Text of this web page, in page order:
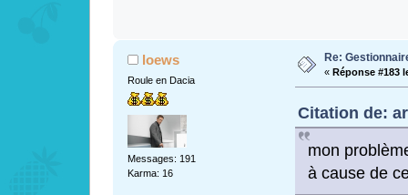
loews
Roule en Dacia
Messages: 191
Karma: 16
Re:
« Réponse #183
Citation de:
mon
à cause de